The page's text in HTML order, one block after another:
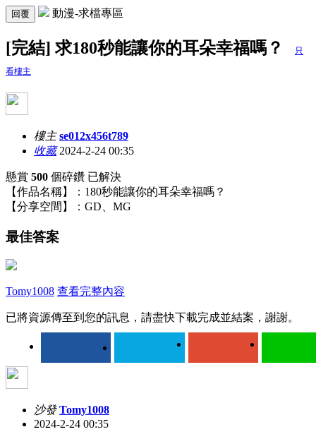
回覆 動漫-求檔專區
[完結] 求180秒能讓你的耳朵幸福嗎？ 只
看樓主
樓主 se012x456t789
收藏2024-2-24 00:35
懸賞 500 個碎鑽 已解決
【作品名稱】：180秒能讓你的耳朵幸福嗎？
【分享空間】：GD、MG
最佳答案
Tomy1008 查看完整內容
已將資源傳至到您的訊息，請盡快下載完成並結案，謝謝。
沙發 Tomy1008
2024-2-24 00:35